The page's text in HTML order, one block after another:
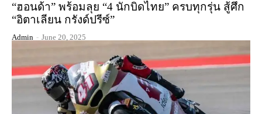
“ฮอนด้า” พร้อมลุย “4 นักบิดไทย” ครบทุกรุ่น สู้ศึก
“อิตาเลียน กรังด์ปรีซ์”
Admin - June 20, 2025